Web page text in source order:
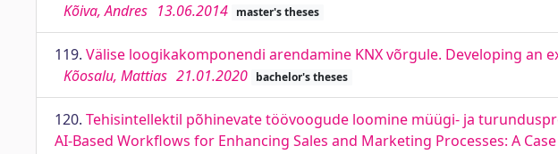
Kõiva, Andres 13.06.2014 master's theses
119. Välise loogikakomponendi arendamine KNX võrgule. Developing an
Kõosalu, Mattias 21.01.2020 bachelor's theses
120. Tehisintellektil põhinevate töövoogude loomine müügi- ja
AI-Based Workflows for Enhancing Sales and Marketing Processes: A